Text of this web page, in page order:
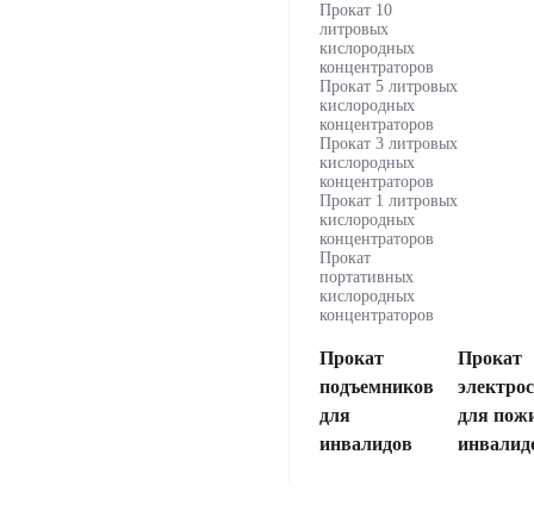
Прокат 10
литровых
кислородных
концентраторов
Прокат 5 литровых
кислородных
концентраторов
Прокат 3 литровых
кислородных
концентраторов
Прокат 1 литровых
кислородных
концентраторов
Прокат
портативных
кислородных
концентраторов
Прокат
подъемников
для
инвалидов
Прокат
для